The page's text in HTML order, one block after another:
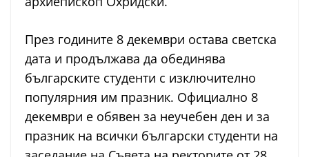
През годините 8 декември остава светска
дата и продължава да обединява
българските студенти с изключително
популярния им празник. Официално 8
декември е обявен за неучебен ден и за
празник на всички български студенти на